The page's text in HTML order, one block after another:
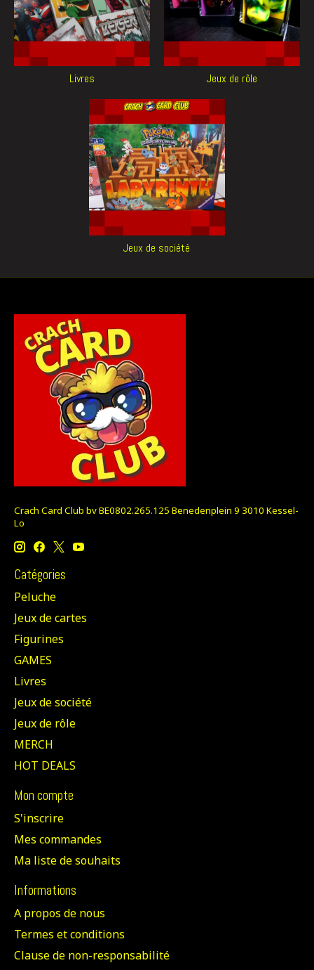
Livres Jeux de rôle
Jeux de société
Crach Card Club bv BE0802.265.125 Benedenplein 9 3010 Kessel-
Lo
Catégories
Peluche
Jeux de cartes
Figurines
GAMES
Livres
Jeux de société
Jeux de rôle
MERCH
HOT DEALS
Mon compte
S'inscrire
Mes commandes
Ma liste de souhaits
Informations
A propos de nous
Termes et conditions
Clause de non-responsabilité